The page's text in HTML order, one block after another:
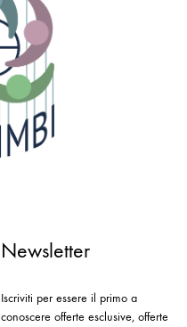
Newsletter
Iscriviti per essere il primo a
conoscere offerte esclusive, offerte